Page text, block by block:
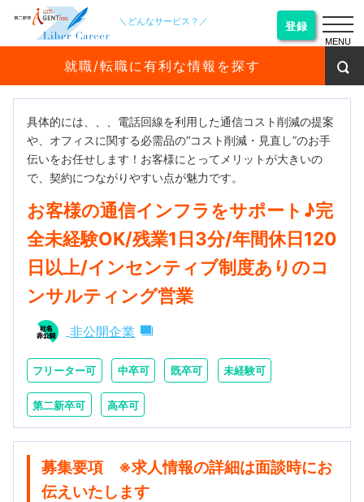
＼どんなサービス？／ 登録
就職/転職に有利な情報を探す
具体的には、、、電話回線を利用した通信コスト削減の提案
や、オフィスに関する必需品の“コスト削減・見直し”のお手
伝いをお任せします！お客様にとってメリットが大きいの
で、契約につながりやすい点が魅力です。
お客様の通信インフラをサポート♪完
全未経験OK/残業1日3分/年間休日120
日以上/インセンティブ制度ありのコ
ンサルティング営業
非公開企業
フリーター可 中卒可 既卒可 未経験可
第二新卒可 高卒可
募集要項 ※求人情報の詳細は面談時にお
伝えいたします
MENU